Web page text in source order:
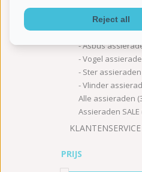
Teardrop
Bloemen
Kruis
Asbus
Vogel
Ster assieraden
Vlinder
Alle assieraden
Assieraden SALE
KLANTENSERVICE
PRIJS
Reject all